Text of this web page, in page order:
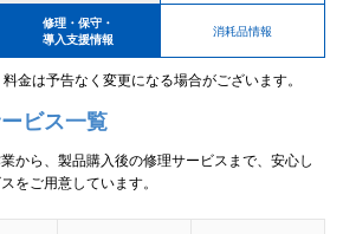
修理・保守・
導入支援情報
消耗品情報
料金は予告なく変更になる場合がございます。
ビス一覧
から、製品購入後の修理サービスまで、安心し
をご用意しています。